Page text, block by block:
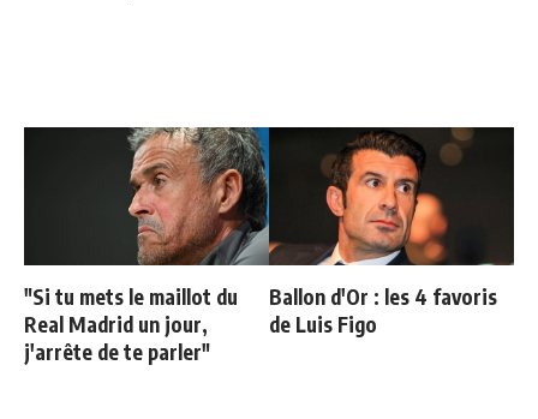
"Si tu mets le maillot du
Real Madrid un jour,
j'arrête de te parler"
Ballon d'Or : les 4 favoris
de Luis Figo